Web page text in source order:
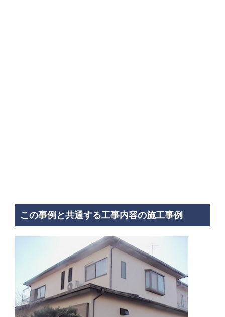
この事例と共通する工事内容の施工事例